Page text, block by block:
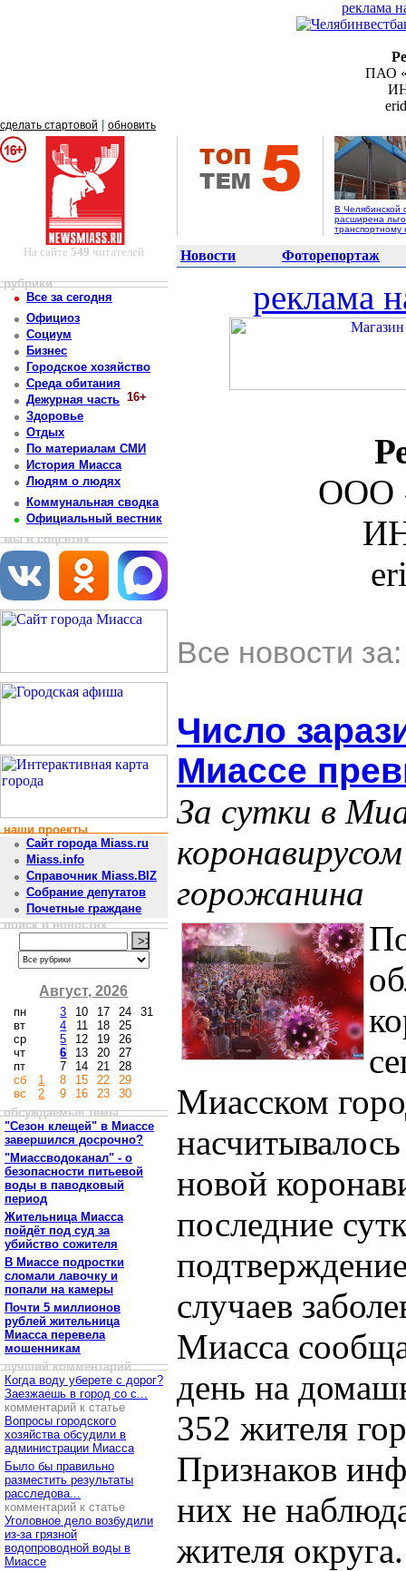
реклама
ПАО
сделать стартовой обновить
В Челябинской
расширена
транспортному
На сайте 549 читателей Новости Фоторепортаж
рубрики
Все за сегодня
Официоз
Социум
Бизнес
Городское хозяйство
Среда обитания
Дежурная часть 16+
Здоровье
Отдых
По материалам СМИ
История Миасса
Людям о людях
Коммунальная сводка
Официальный вестник
мы в соцсетях
наши проекты
Сайт города Miass.ru
Miass.info
Справочник Miass.BIZ
Собрание депутатов
Почетные граждане
поиск в новостях
Август, 2026
пн
вт
ср
чт
пт
сб
вс
1
2
3
4
5
6
7
8
9
10
11
12
13
14
15
16
17
18
19
20
21
22
23
24
25
26
27
28
29
30
31
обсуждаемые темы
"Сезон клещей" в Миассе
завершился досрочно?
"Миассводоканал" - о
безопасности питьевой
воды в паводковый
период
Жительница Миасса
пойдёт под суд за
убийство сожителя
В Миассе подростки
сломали лавочку и
попали на камеры
Почти 5 миллионов
рублей жительница
Миасса перевела
мошенникам
лучший комментарий
Когда воду уберете с дорог?
Заезжаешь в город со с...
комментарий к статье
Вопросы городского
хозяйства обсудили в
администрации Миасса
Было бы правильно
разместить результаты
расследова...
комментарий к статье
Уголовное дело возбудили
из-за грязной
водопроводной воды в
Миассе
реклама
ООО
Все новости
Число
Миассе
За сутки в
горожанина
Миасском
новой
последние
случаев
Миасса
день на
352 жителя
Признаков
них не
жителя